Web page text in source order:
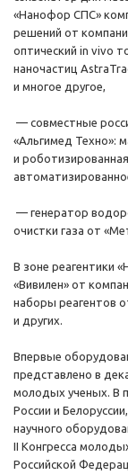
«Нанофор СПС»
решений от
оптический in vivo
наночастиц
и многое другое,
— совместные
«Альгимед Техно»:
и
— генератор
очистки газа от
В зоне реагентики
«Вивилен» от
наборы реагентов
и других.
Впервые
представлено в
молодых ученых. В
России и
научного
II Конгресса
Российской